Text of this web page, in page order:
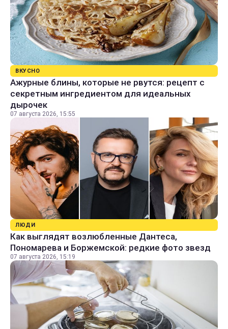
ВКУСНО
Ажурные блины, которые не рвутся: рецепт с
секретным ингредиентом для идеальных
дырочек
07 августа 2026, 15:55
ЛЮДИ
Как выглядят возлюбленные Дантеса,
Пономарева и Боржемской: редкие фото звезд
07 августа 2026, 15:19